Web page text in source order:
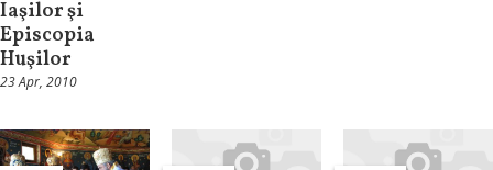
Iaşilor şi
Episcopia
Huşilor
23 Apr, 2010